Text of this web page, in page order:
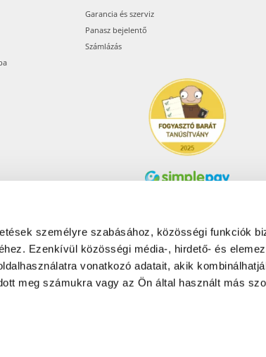
személyre szabásához, közösségi funkciók
Ezenkívül közösségi média-, hirdető- és
vonatkozó adatait, akik
meg számukra vagy az Ön által használt más
Garancia és szerviz
Panasz bejelentő
Számlázás
Olcsóbbat.hu – Spórolni
tudni kell